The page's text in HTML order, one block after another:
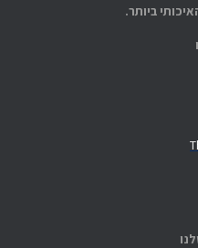
ביותר.